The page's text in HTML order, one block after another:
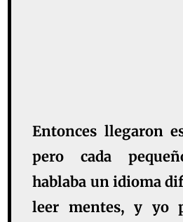
Entonces llegaron
pero cada
hablaba un idioma
leer mentes, y yo